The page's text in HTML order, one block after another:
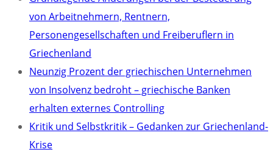
von Arbeitnehmern, Rentnern,
Personengesellschaften und Freiberuflern in
Griechenland
Neunzig Prozent der griechischen Unternehmen
von Insolvenz bedroht – griechische Banken
erhalten externes Controlling
Kritik und Selbstkritik – Gedanken zur Griechenland-
Krise